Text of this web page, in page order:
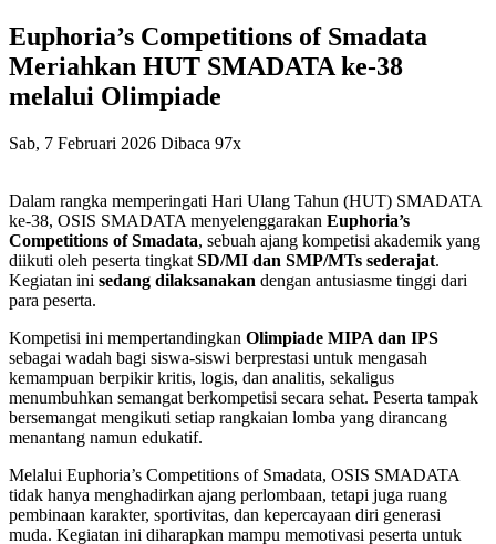
Euphoria’s Competitions of Smadata
Meriahkan HUT SMADATA ke-38
melalui Olimpiade
Sab, 7 Februari 2026 Dibaca 97x
Dalam rangka memperingati Hari Ulang Tahun (HUT) SMADATA
ke-38, OSIS SMADATA menyelenggarakan Euphoria’s
Competitions of Smadata, sebuah ajang kompetisi akademik yang
diikuti oleh peserta tingkat SD/MI dan SMP/MTs sederajat.
Kegiatan ini sedang dilaksanakan dengan antusiasme tinggi dari
para peserta.
Kompetisi ini mempertandingkan Olimpiade MIPA dan IPS
sebagai wadah bagi siswa-siswi berprestasi untuk mengasah
kemampuan berpikir kritis, logis, dan analitis, sekaligus
menumbuhkan semangat berkompetisi secara sehat. Peserta tampak
bersemangat mengikuti setiap rangkaian lomba yang dirancang
menantang namun edukatif.
Melalui Euphoria’s Competitions of Smadata, OSIS SMADATA
tidak hanya menghadirkan ajang perlombaan, tetapi juga ruang
pembinaan karakter, sportivitas, dan kepercayaan diri generasi
muda. Kegiatan ini diharapkan mampu memotivasi peserta untuk